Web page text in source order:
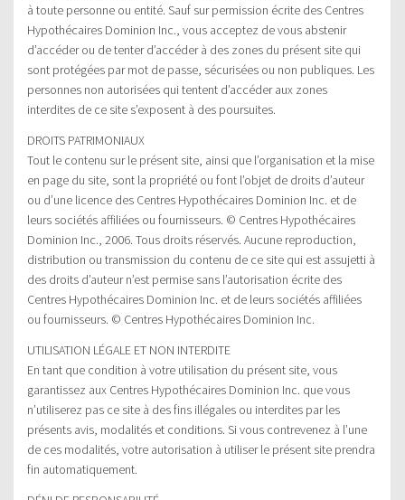
à toute personne ou entité. Sauf sur permission écrite des Centres
Hypothécaires Dominion Inc., vous acceptez de vous abstenir
d’accéder ou de tenter d’accéder à des zones du présent site qui
sont protégées par mot de passe, sécurisées ou non publiques. Les
personnes non autorisées qui tentent d’accéder aux zones
interdites de ce site s’exposent à des poursuites.
DROITS PATRIMONIAUX
Tout le contenu sur le présent site, ainsi que l’organisation et la mise
en page du site, sont la propriété ou font l’objet de droits d’auteur
ou d’une licence des Centres Hypothécaires Dominion Inc. et de
leurs sociétés affiliées ou fournisseurs. © Centres Hypothécaires
Dominion Inc., 2006. Tous droits réservés. Aucune reproduction,
distribution ou transmission du contenu de ce site qui est assujetti à
des droits d’auteur n’est permise sans l’autorisation écrite des
Centres Hypothécaires Dominion Inc. et de leurs sociétés affiliées
ou fournisseurs. © Centres Hypothécaires Dominion Inc.
UTILISATION LÉGALE ET NON INTERDITE
En tant que condition à votre utilisation du présent site, vous
garantissez aux Centres Hypothécaires Dominion Inc. que vous
n’utiliserez pas ce site à des fins illégales ou interdites par les
présents avis, modalités et conditions. Si vous contrevenez à l’une
de ces modalités, votre autorisation à utiliser le présent site prendra
fin automatiquement.